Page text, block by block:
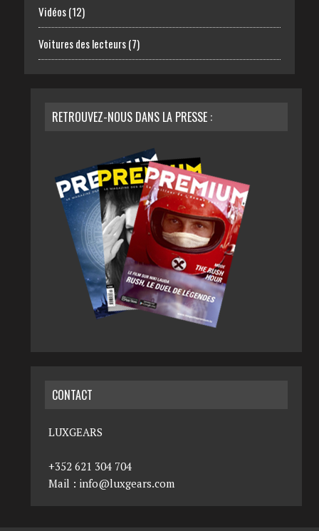
Vidéos(12)
Voitures des lecteurs(7)
RETROUVEZ-NOUS DANS LA PRESSE :
CONTACT
LUXGEARS
+352 621 304 704
Mail : info@luxgears.com